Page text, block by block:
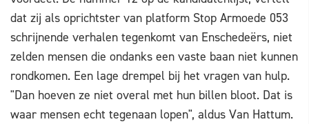
dat zij als oprichtster van platform Stop Armoede 053
schrijnende verhalen tegenkomt van Enschedeërs, niet
zelden mensen die ondanks een vaste baan niet kunnen
rondkomen. Een lage drempel bij het vragen van hulp.
"Dan hoeven ze niet overal met hun billen bloot. Dat is
waar mensen echt tegenaan lopen", aldus Van Hattum.